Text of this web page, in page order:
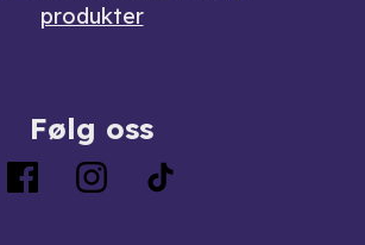
produkter
Følg oss